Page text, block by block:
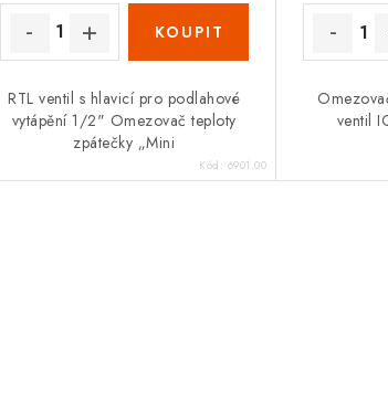
RTL ventil s hlavicí pro podlahové
vytápění 1/2" Omezovač teploty
zpátečky „Mini
Kód: 6901.00
ventil
Stačí napsat, poradíme s